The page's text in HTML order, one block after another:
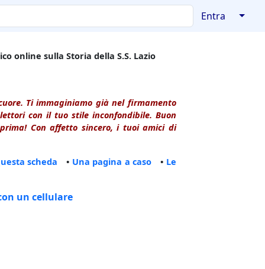
Entra ↓
online sulla Storia della S.S. Lazio
Ti immaginiamo già nel firmamento
con il tuo stile inconfondibile. Buon
Con affetto sincero, i tuoi amici di
scheda • Una pagina a caso • Le
un cellulare